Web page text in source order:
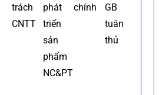
trách
CNTT
phát
triển
sản
phẩm
NC&PT
chính
GB
tuân
thủ